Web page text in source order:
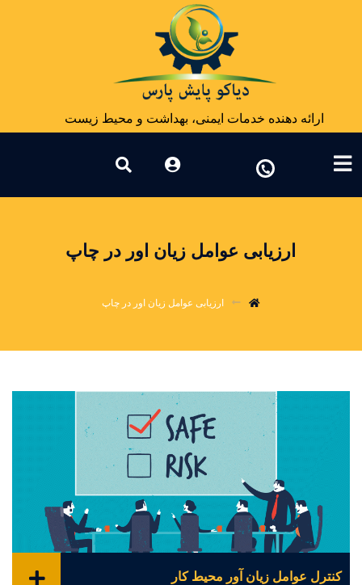
ارائه دهنده خدمات ایمنی، بهداشت و محیط زیست
ارزیابی عوامل زیان اور در چاپ
ارزیابی عوامل زیان اور در چاپ
کنترل عوامل زیان آور محیط کار